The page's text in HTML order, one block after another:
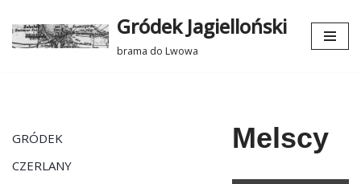
Przejdź
Gródek Jagielloński
brama do Lwowa
GRÓDEK
CZERLANY
Melscy